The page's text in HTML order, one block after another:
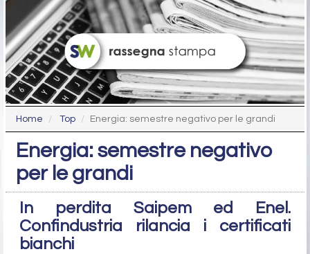
Home Top Energia: semestre negativo per le grandi
Energia: semestre negativo
per le grandi
In perdita Saipem ed Enel.
Confindustria rilancia i certificati
bianchi